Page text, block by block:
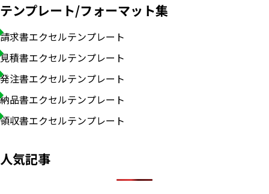
テンプレート/フォーマット集
請求書エクセルテンプレート
見積書エクセルテンプレート
発注書エクセルテンプレート
納品書エクセルテンプレート
領収書エクセルテンプレート
人気記事